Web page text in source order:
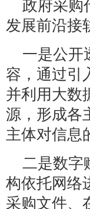
政府采购
发展前沿接
一是公开
容，通过引
并利用大数
源，形成各
主体对信息
二是数字
构依托网络
采购文件、